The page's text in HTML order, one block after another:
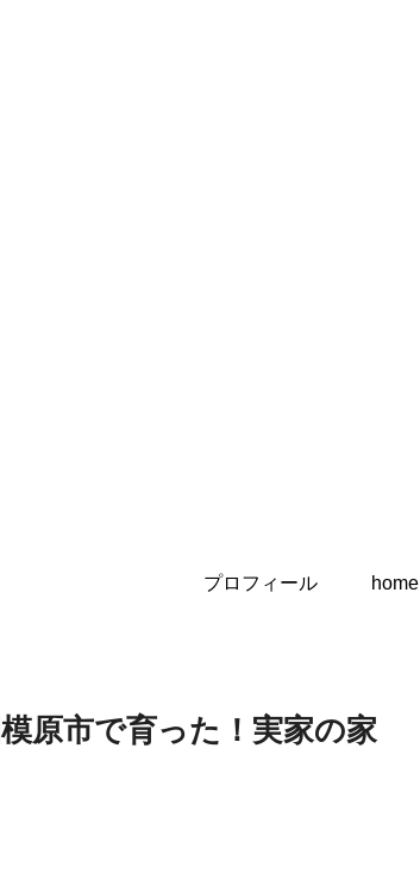
プロフィール home
原市で育った！実家の家